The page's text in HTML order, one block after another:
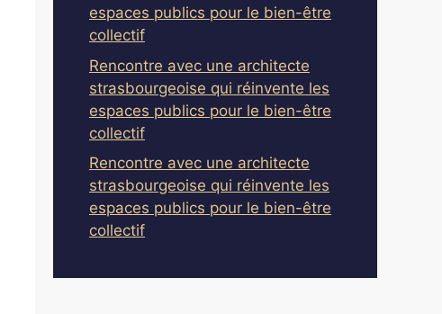
espaces publics pour le bien-être
collectif
Rencontre avec une architecte
strasbourgeoise qui réinvente les
espaces publics pour le bien-être
collectif
Rencontre avec une architecte
strasbourgeoise qui réinvente les
espaces publics pour le bien-être
collectif